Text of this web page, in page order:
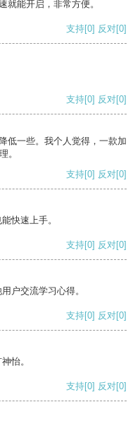
就能开启，非常方便。
支持[0] 反对[0]
支持[0] 反对[0]
低一些。我个人觉得，一款加
。
支持[0] 反对[0]
快速上手。
支持[0] 反对[0]
户交流学习心得。
支持[0] 反对[0]
怡。
支持[0] 反对[0]